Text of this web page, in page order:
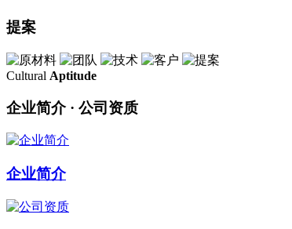
提案
Cultural Aptitude
企业简介 · 公司资质
企业简介